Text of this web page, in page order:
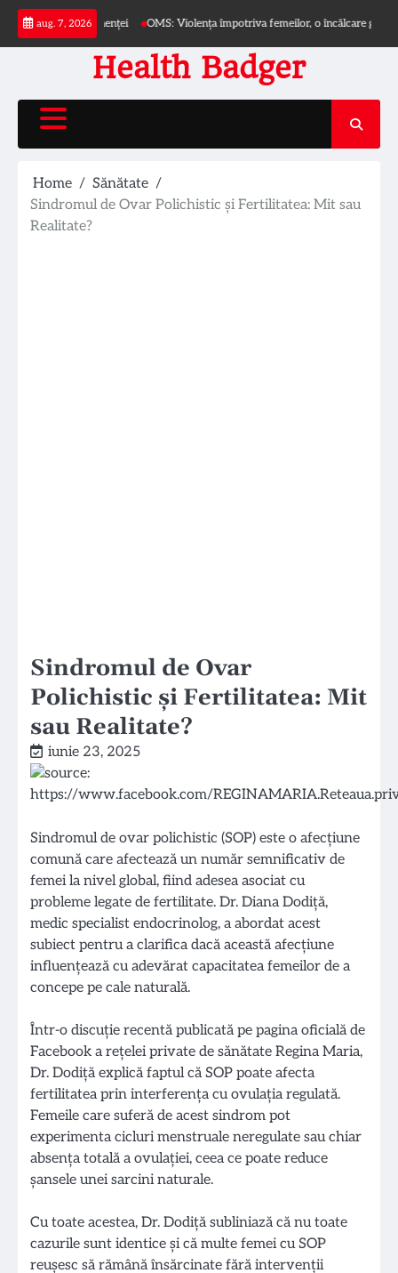
Skip
content
aug. 7, 2026
incontinenței OMS: Violența împotriva femeilor, o încălcare globală a
Health Badger
Home
Sănătate
Sindromul de Ovar Polichistic și Fertilitatea: Mit sau
Realitate?
Sindromul de Ovar
Polichistic și Fertilitatea: Mit
sau Realitate?
iunie 23, 2025
Sindromul de ovar polichistic (SOP) este o afecțiune
comună care afectează un număr semnificativ de
femei la nivel global, fiind adesea asociat cu
probleme legate de fertilitate. Dr. Diana Dodiță,
medic specialist endocrinolog, a abordat acest
subiect pentru a clarifica dacă această afecțiune
influențează cu adevărat capacitatea femeilor de a
concepe pe cale naturală.
Într-o discuție recentă publicată pe pagina oficială de
Facebook a rețelei private de sănătate Regina Maria,
Dr. Dodiță explică faptul că SOP poate afecta
fertilitatea prin interferența cu ovulația regulată.
Femeile care suferă de acest sindrom pot
experimenta cicluri menstruale neregulate sau chiar
absența totală a ovulației, ceea ce poate reduce
șansele unei sarcini naturale.
Cu toate acestea, Dr. Dodiță subliniază că nu toate
cazurile sunt identice și că multe femei cu SOP
reușesc să rămână însărcinate fără intervenții